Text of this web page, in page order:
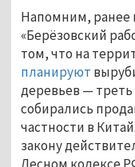
Напомним, ранее
«Берёзовский
том, что на
планируют
деревьев —
собирались
частности в
закону